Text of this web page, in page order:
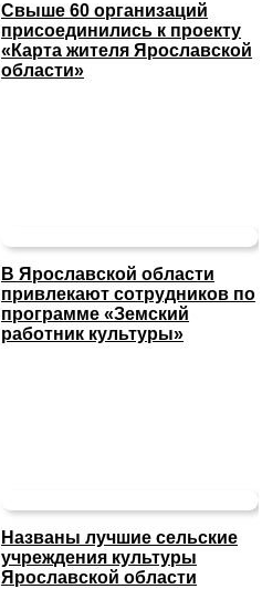
Свыше 60 организаций
присоединились к проекту
«Карта жителя Ярославской
области»
В Ярославской области
привлекают сотрудников по
программе «Земский
работник культуры»
Названы лучшие сельские
учреждения культуры
Ярославской области